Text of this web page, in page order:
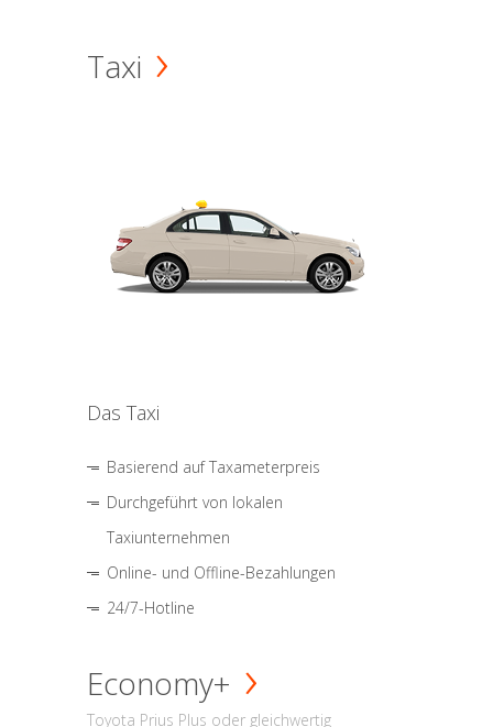
Taxi
Das Taxi
Basierend auf Taxameterpreis
Durchgeführt von lokalen
Taxiunternehmen
Online- und Offline-Bezahlungen
24/7-Hotline
Economy+
Toyota Prius Plus oder gleichwertig